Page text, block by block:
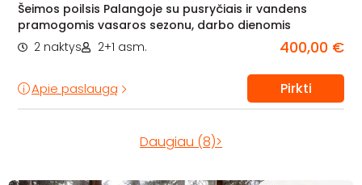
Šeimos poilsis Palangoje su pusryčiais ir vandens
pramogomis vasaros sezonu, darbo dienomis
2 naktys
2+1 asm. 400,00 €
Apie paslaugą Pirkti
Daugiau (8)>